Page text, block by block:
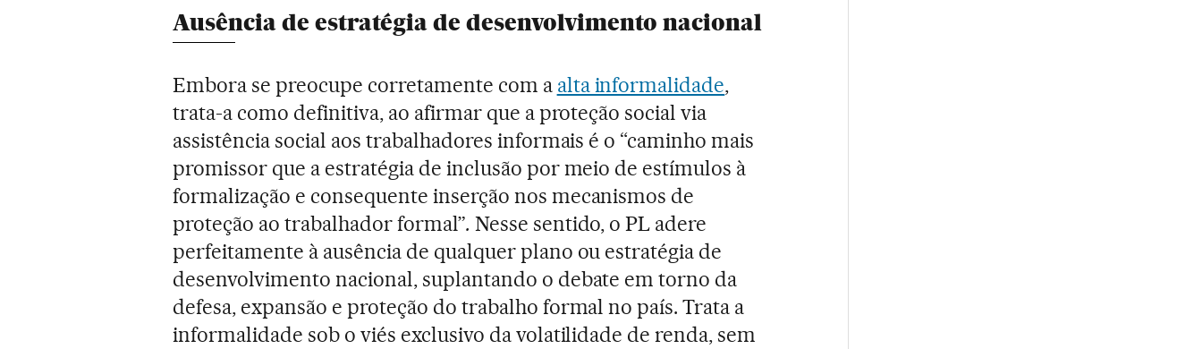
Ausência de estratégia de desenvolvimento nacional
Embora se preocupe corretamente com a alta informalidade,
trata-a como definitiva, ao afirmar que a proteção social via
assistência social aos trabalhadores informais é o “caminho mais
promissor que a estratégia de inclusão por meio de estímulos à
formalização e consequente inserção nos mecanismos de
proteção ao trabalhador formal”. Nesse sentido, o PL adere
perfeitamente à ausência de qualquer plano ou estratégia de
desenvolvimento nacional, suplantando o debate em torno da
defesa, expansão e proteção do trabalho formal no país. Trata a
informalidade sob o viés exclusivo da volatilidade de renda, sem